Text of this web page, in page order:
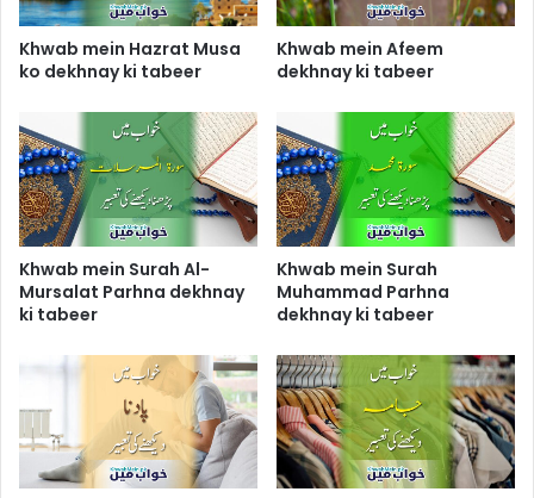
Khwab mein Hazrat Musa
ko dekhnay ki tabeer
Khwab mein Afeem
dekhnay ki tabeer
Khwab mein Surah Al-
Mursalat Parhna dekhnay
ki tabeer
Khwab mein Surah
Muhammad Parhna
dekhnay ki tabeer